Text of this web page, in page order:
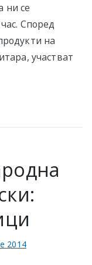
ни се
Според
на
участват
2014